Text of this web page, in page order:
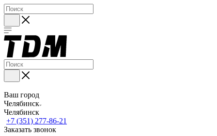
Ваш город
Челябинск
Челябинск
+7 (351) 277-86-21
Заказать звонок